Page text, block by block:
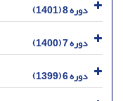
دوره 8 (1401)
دوره 7 (1400)
دوره 6 (1399)